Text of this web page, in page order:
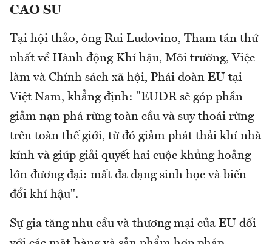
CAO SU
Tại hội thảo, ông Rui Ludovino, Tham tán thứ
nhất về Hành động Khí hậu, Môi trường, Việc
làm và Chính sách xã hội, Phái đoàn EU tại
Việt Nam, khẳng định: "EUDR sẽ góp phần
giảm nạn phá rừng toàn cầu và suy thoái rừng
trên toàn thế giới, từ đó giảm phát thải khí nhà
kính và giúp giải quyết hai cuộc khủng hoảng
lớn đương đại: mất đa dạng sinh học và biến
đổi khí hậu".
Sự gia tăng nhu cầu và thương mại của EU đối